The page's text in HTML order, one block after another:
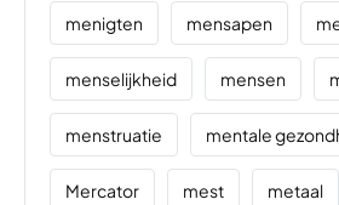
menigten mensapen
menselijkheid mensen
menstruatie mentale
Mercator mest metaal